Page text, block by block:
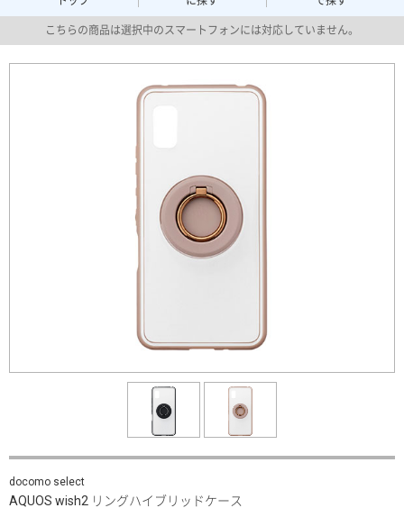
こちらの商品は選択中のスマートフォンには対応していません。
docomo select
AQUOS wish2 リングハイブリッドケース